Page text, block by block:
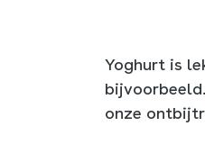
Yoghurt is
onze